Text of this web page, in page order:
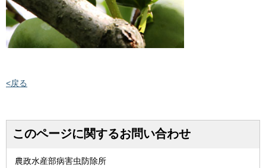
<戻る
このページに関するお問い合わせ
農政水産部病害虫防除所